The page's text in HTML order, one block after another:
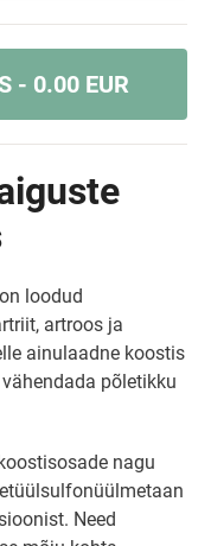
- 0.00 EUR
loodud
artroos ja
ainulaadne koostis
põletikku
nagu
Need